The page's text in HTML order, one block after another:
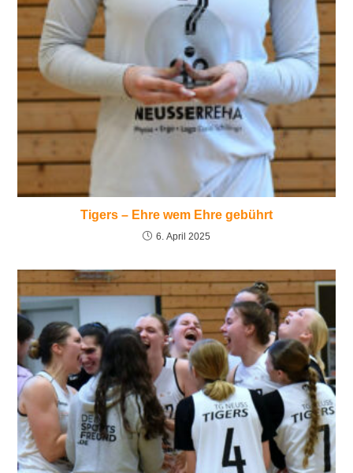
Tigers – Ehre wem Ehre gebührt
6. April 2025